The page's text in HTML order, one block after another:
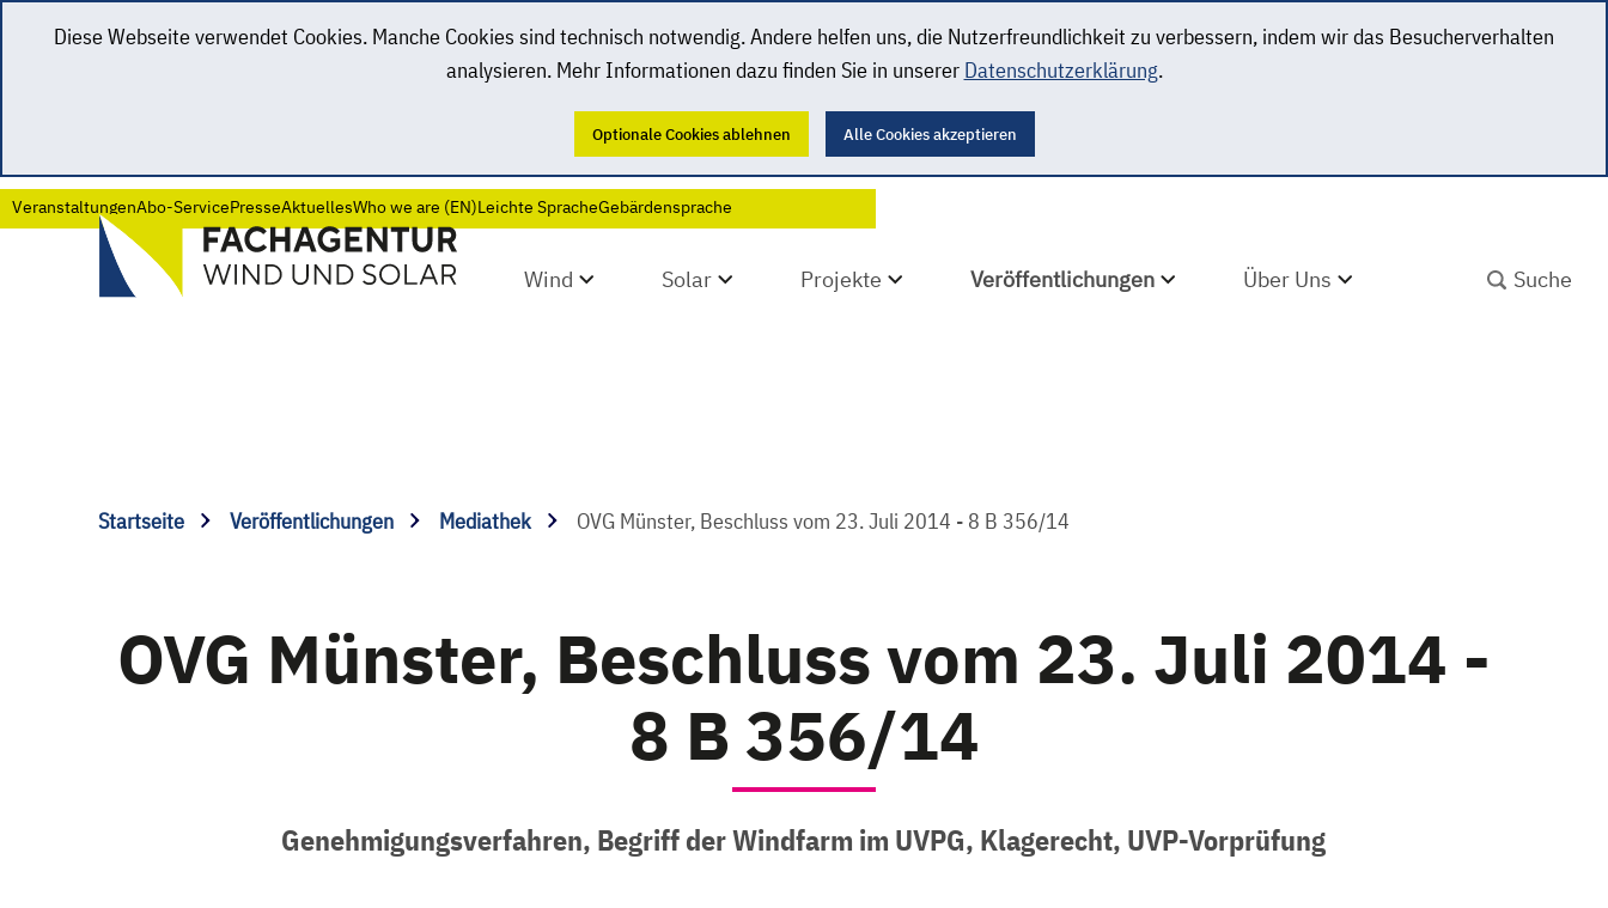
Diese Webseite verwendet Cookies. Manche Cookies sind technisch notwendig. Andere helfen uns, die Nutzerfreundlichkeit zu verbessern, indem wir das Besucherverhalten
analysieren. Mehr Informationen dazu finden Sie in unserer Datenschutzerklärung.
Optionale Cookies ablehnen Alle Cookies akzeptieren
VeranstaltungenAbo-ServicePresseAktuellesWho we are (EN)Leichte SpracheGebärdensprache
Wind Solar Projekte Veröffentlichungen Über Uns
Startseite Veröffentlichungen Mediathek OVG Münster, Beschluss vom 23. Juli 2014 - 8 B 356/14
OVG Münster, Beschluss vom 23. Juli 2014 -
8 B 356/14
Genehmigungsverfahren, Begriff der Windfarm im UVPG, Klagerecht, UVP-Vorprüfung